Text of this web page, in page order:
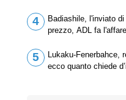
4
Badiashile, l'inviato
prezzo, ADL fa
5
Lukaku-Fenerbahce,
ecco quanto chiede